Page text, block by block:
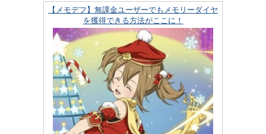
【メモデフ】無課金ユーザーでもメモリーダイヤ
を獲得できる方法がここに！